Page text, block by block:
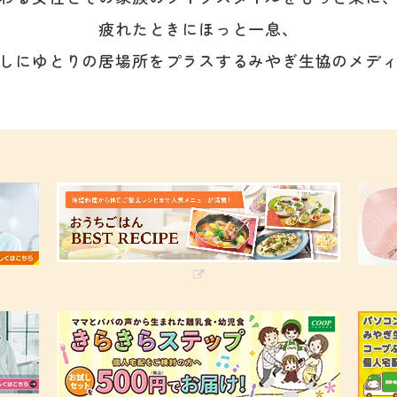
疲れたときにほっと一息、
にゆとりの居場所をプラスするみやぎ生協のメデ